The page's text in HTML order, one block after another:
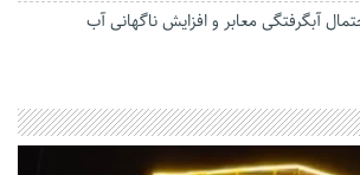
آبگرفتگی معابر و افزایش ناگهانی آب